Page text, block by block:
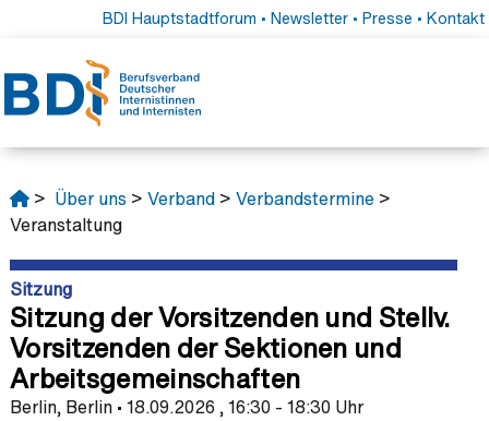
BDI Hauptstadtforum • Newsletter• Presse • Kontakt
> Über uns> Verband> Verbandstermine>
Veranstaltung
Sitzung
Sitzung der Vorsitzenden und Stellv.
Vorsitzenden der Sektionen und
Arbeitsgemeinschaften
Berlin, Berlin • 18.09.2026 , 16:30 - 18:30 Uhr